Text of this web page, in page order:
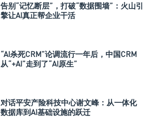
告别“记忆断层”，打破“数据围墙”：火山引
擎让AI真正帮企业干活
“AI杀死CRM”论调流行一年后，中国CRM
从“+AI”走到了“AI原生”
对话平安产险科技中心谢文峰：从一体化
数据库到AI基础设施的跃迁